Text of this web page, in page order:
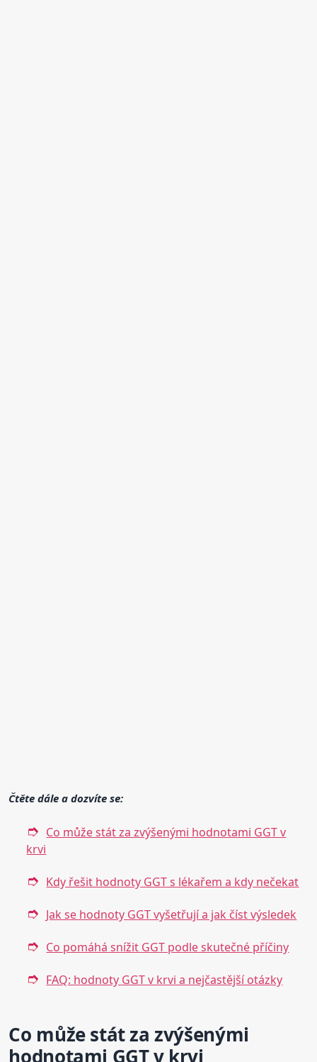
Čtěte dále a dozvíte se:
Co může stát za zvýšenými hodnotami GGT v
krvi
Kdy řešit hodnoty GGT s lékařem a kdy nečekat
Jak se hodnoty GGT vyšetřují a jak číst výsledek
Co pomáhá snížit GGT podle skutečné příčiny
FAQ: hodnoty GGT v krvi a nejčastější otázky
Co může stát za zvýšenými
hodnotami GGT v krvi